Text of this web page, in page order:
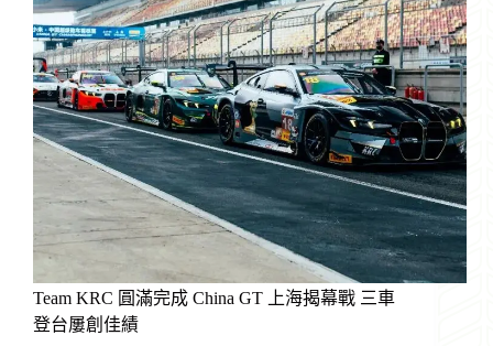
戰
略
合
作
攜
手
開
新
征
程
Team KRC 圓滿完成 China GT 上海揭幕戰 三車
登台屢創佳績